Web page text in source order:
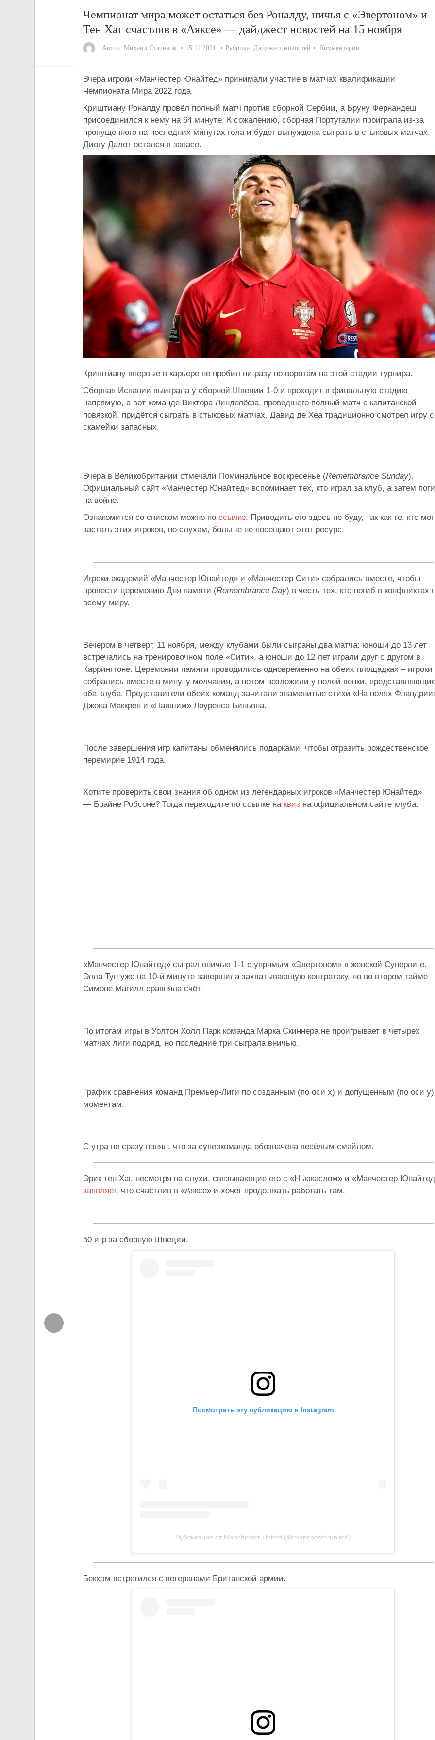
Чемпионат мира может остаться без Роналду, ничья с «Эвертоном» и
Тен Хаг счастлив в «Аяксе» — дайджест новостей на 15 ноября
Автор: Михаил Стариков 15.11.2021 Рубрика: Дайджест новостей Комментарии
Вчера игроки «Манчестер Юнайтед» принимали участие в матчах квалификации
Чемпионата Мира 2022 года.
Криштиану Роналду провёл полный матч против сборной Сербии, а Бруну Фернандеш
присоединился к нему на 64 минуте. К сожалению, сборная Португалии проиграла из-за
пропущенного на последних минутах гола и будет вынуждена сыграть в стыковых матчах.
Диогу Далот остался в запасе.
Криштиану впервые в карьере не пробил ни разу по воротам на этой стадии турнира.
Сборная Испании выиграла у сборной Швеции 1-0 и проходит в финальную стадию
напрямую, а вот команде Виктора Линделёфа, проведшего полный матч с капитанской
повязкой, придётся сыграть в стыковых матчах. Давид де Хеа традиционно смотрел игру
скамейки запасных.
Вчера в Великобритании отмечали Поминальное воскресенье (Remembrance Sunday).
Официальный сайт «Манчестер Юнайтед» вспоминает тех, кто играл за клуб, а затем
на войне.
Ознакомится со списком можно по ссылке. Приводить его здесь не буду, так как те, кто мог
застать этих игроков, по слухам, больше не посещают этот ресурс.
Игроки академий «Манчестер Юнайтед» и «Манчестер Сити» собрались вместе, чтобы
провести церемонию Дня памяти (Remembrance Day) в честь тех, кто погиб в конфликтах
всему миру.
Вечером в четверг, 11 ноября, между клубами были сыграны два матча: юноши до 13 лет
встречались на тренировочном поле «Сити», а юноши до 12 лет играли друг с другом в
Каррингтоне. Церемонии памяти проводились одновременно на обеих площадках – игроки
собрались вместе в минуту молчания, а потом возложили у полей венки,
оба клуба. Представители обеих команд зачитали знаменитые стихи «На полях
Джона Маккрея и «Павшим» Лоуренса Биньона.
После завершения игр капитаны обменялись подарками, чтобы отразить рождественское
перемирие 1914 года.
Хотите проверить свои знания об одном из легендарных игроков «Манчестер Юнайтед»
— Брайне Робсоне? Тогда переходите по ссылке на квиз на официальном сайте клуба.
«Манчестер Юнайтед» сыграл вничью 1-1 с упрямым «Эвертоном» в женской Суперлиге.
Элла Тун уже на 10-й минуте завершила захватывающую контратаку, но во втором тайме
Симоне Магилл сравняла счёт.
По итогам игры в Уолтон Холл Парк команда Марка Скиннера не проигрывает в четырех
матчах лиги подряд, но последние три сыграла вничью.
График сравнения команд Премьер-Лиги по созданным (по оси х) и допущенным (по оси у)
моментам.
С утра не сразу понял, что за суперкоманда обозначена весёлым смайлом.
Эрик тен Хаг, несмотря на слухи, связывающие его с «Ньюкаслом» и «Манчестер
заявляет, что счастлив в «Аяксе» и хочет продолжать работать там.
50 игр за сборную Швеции.
Посмотреть эту публикацию в Instagram
Публикация от Manchester United (@manchesterunited)
Бекхэм встретился с ветеранами Британской армии.